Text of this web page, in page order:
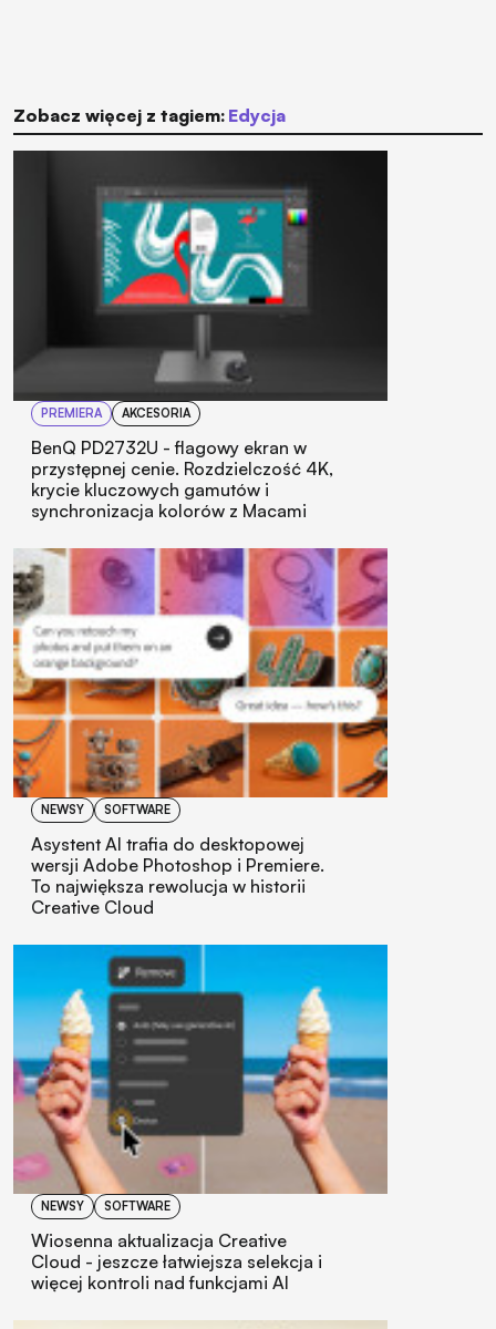
Zobacz więcej z tagiem: edycja
PREMIERA AKCESORIA
BenQ PD2732U - flagowy ekran w
przystępnej cenie. Rozdzielczość 4K,
krycie kluczowych gamutów i
synchronizacja kolorów z Macami
NEWSY SOFTWARE
Asystent AI trafia do desktopowej
wersji Adobe Photoshop i Premiere.
To największa rewolucja w historii
Creative Cloud
NEWSY SOFTWARE
Wiosenna aktualizacja Creative
Cloud - jeszcze łatwiejsza selekcja i
więcej kontroli nad funkcjami AI